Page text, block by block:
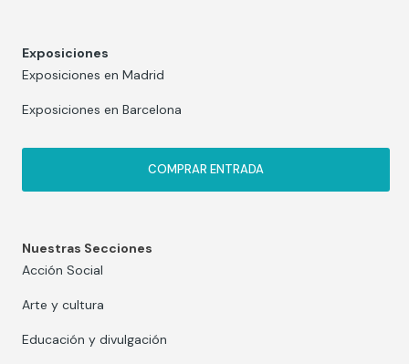
Exposiciones
Exposiciones en Madrid
Exposiciones en Barcelona
COMPRAR ENTRADA
Nuestras Secciones
Acción Social
Arte y cultura
Educación y divulgación